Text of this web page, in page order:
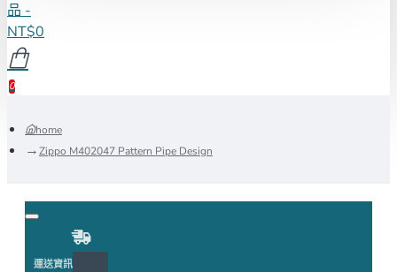
品 -
NT$0
0
home
Zippo M402047 Pattern Pipe Design
運送資訊